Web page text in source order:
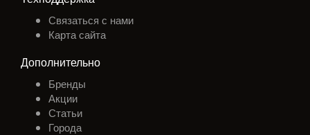
Связаться с нами
Карта сайта
Дополнительно
Бренды
Акции
Статьи
Города